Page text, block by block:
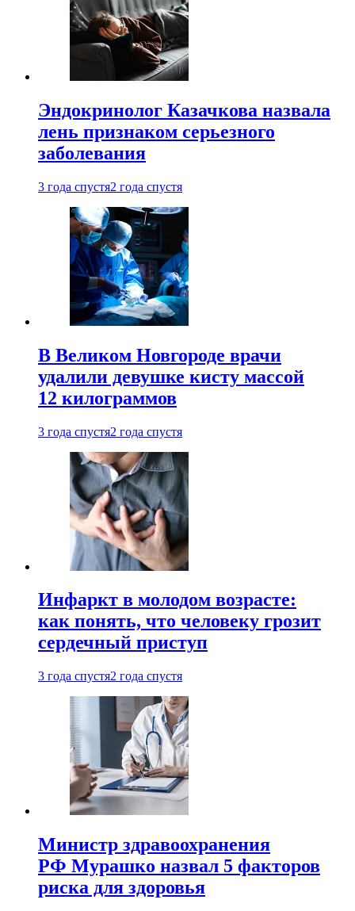
Эндокринолог Казачкова назвала
лень признаком серьезного
заболевания
3 года спустя2 года спустя
В Великом Новгороде врачи
удалили девушке кисту массой
12 килограммов
3 года спустя2 года спустя
Инфаркт в молодом возрасте:
как понять, что человеку грозит
сердечный приступ
3 года спустя2 года спустя
Министр здравоохранения
РФ Мурашко назвал 5 факторов
риска для здоровья